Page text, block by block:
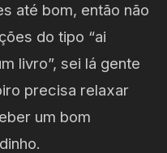
até bom, então não
do tipo “ai
livro”, sei lá gente
precisa relaxar
um bom